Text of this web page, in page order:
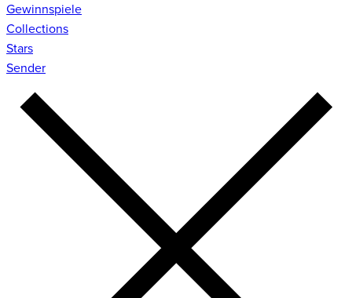
Gewinnspiele
Collections
Stars
Sender